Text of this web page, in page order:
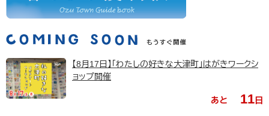
【8月17日】「わたしの好きな大津町」はがきワークシ
ョップ開催
あと 11日